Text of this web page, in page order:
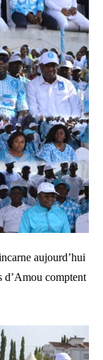
aujourd’hui
d’Amou comptent